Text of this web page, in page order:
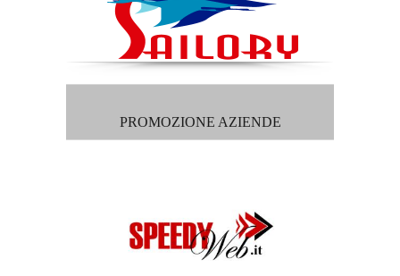
PROMOZIONE AZIENDE